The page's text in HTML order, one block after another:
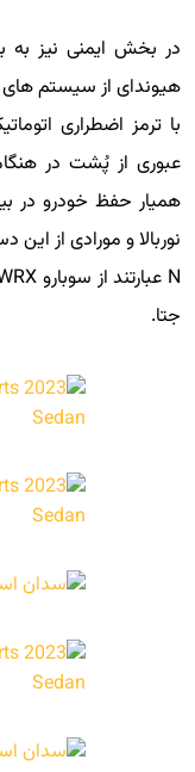
در بخش ایمنی نیز به
هیوندای از سیستم های
با ترمز اضطراری
عبوری از پُشت در
همیار حفظ خودرو در
جتا.